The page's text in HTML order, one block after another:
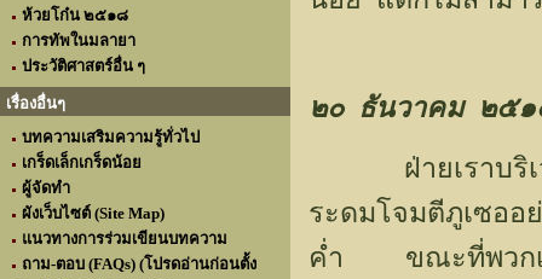
ห้วยโก๋น ๒๕๑๘
การทัพในมลายา
ประวัติศาสตร์อื่น ๆ
เรื่องอื่นๆ
บทความเสริมความรู้ทั่วไป
เกร็ดเล็กเกร็ดน้อย
ผู้จัดทำ
ผังเว็บไซต์ (Site Map)
แนวทางการร่วมเขียนบทความ
ถาม-ตอบ (FAQs) (โปรดอ่านก่อนตั้ง
๒๐ ธันวาคม ๒๕
ฝ่ายเราบริเวณ
ระดมโจมตีภูเซอ
ค่ำ ขณะที่พวกเร